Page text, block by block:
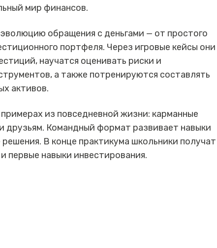
мир финансов.
обращения с деньгами — от простого
портфеля. Через игровые кейсы они
научатся оценивать риски и
а также потренируются составлять
активов.
из повседневной жизни: карманные
друзьям. Командный формат развивает навыки
В конце практикума школьники получат
первые навыки инвестирования.